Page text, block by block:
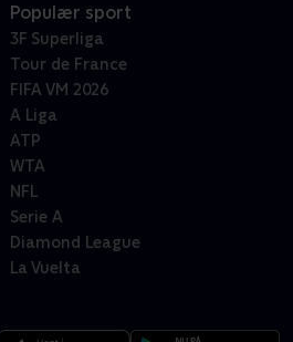
Populær sport
3F Superliga
Tour de France
FIFA VM 2026
A Liga
ATP
WTA
NFL
Serie A
Diamond League
La Vuelta